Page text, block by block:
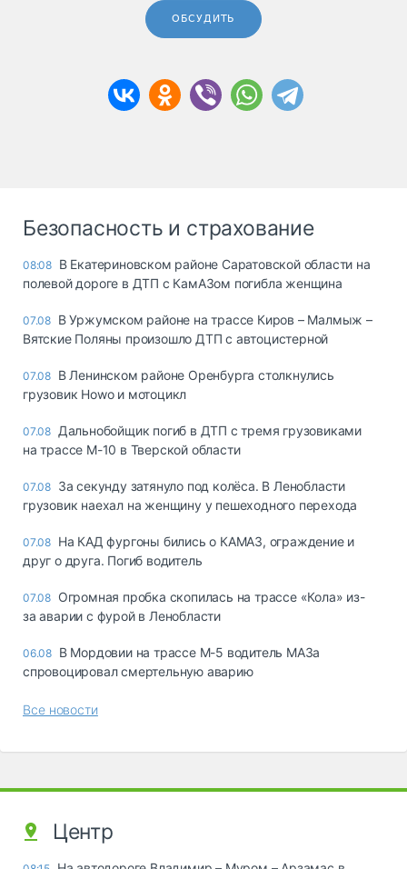
ОБСУДИТЬ
Безопасность и страхование
08:08 В Екатериновском районе Саратовской области на
полевой дороге в ДТП с КамАЗом погибла женщина
07.08 В Уржумском районе на трассе Киров – Малмыж –
Вятские Поляны произошло ДТП с автоцистерной
07.08 В Ленинском районе Оренбурга столкнулись
грузовик Howo и мотоцикл
07.08 Дальнобойщик погиб в ДТП с тремя грузовиками
на трассе М-10 в Тверской области
07.08 За секунду затянуло под колёса. В Ленобласти
грузовик наехал на женщину у пешеходного перехода
07.08 На КАД фургоны бились о КАМАЗ, ограждение и
друг о друга. Погиб водитель
07.08 Огромная пробка скопилась на трассе «Кола» из-
за аварии с фурой в Ленобласти
06.08 В Мордовии на трассе М-5 водитель МАЗа
спровоцировал смертельную аварию
Все новости
Центр